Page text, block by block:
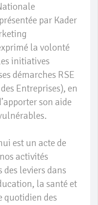
par Kader
la volonté
initiatives
démarches RSE
Entreprises), en
son aide
est un acte de
activités
leviers dans
la santé et
quotidien des